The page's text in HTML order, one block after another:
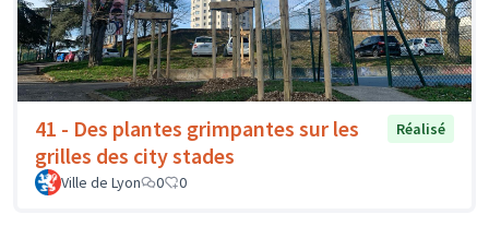
41 - Des plantes grimpantes sur les
grilles des city stades
Réalisé
Ville de Lyon 0 0